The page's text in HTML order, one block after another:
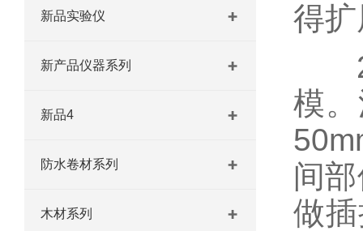
新品实验仪
新产品仪器系列
新品4
防水卷材系列
木材系列
得
2
模
间
做